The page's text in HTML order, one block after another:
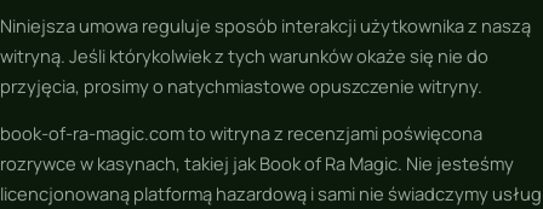
Niniejsza umowa reguluje sposób interakcji użytkownika z naszą
witryną. Jeśli którykolwiek z tych warunków okaże się nie do
przyjęcia, prosimy o natychmiastowe opuszczenie witryny.
book-of-ra-magic.com to witryna z recenzjami poświęcona
rozrywce w kasynach, takiej jak Book of Ra Magic. Nie jesteśmy
licencjonowaną platformą hazardową i sami nie świadczymy usług